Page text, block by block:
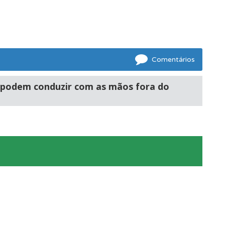
oficial.
Comentários
conduzir com as mãos fora do